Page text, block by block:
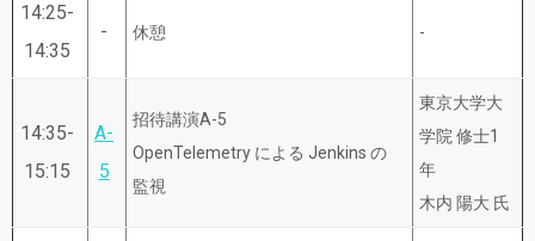
14:25-
14:35
- 休憩 -
14:35-
15:15
A-
5
招待講演A-5
OpenTelemetry による Jenkins の
監視
東京大学大
学院 修士1
年
木内 陽大 氏